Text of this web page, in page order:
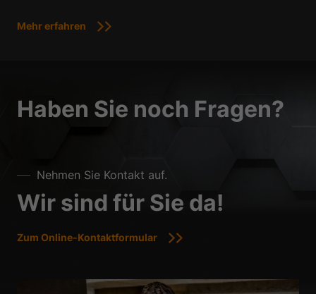
Mehr erfahren
Haben Sie noch Fragen?
Nehmen Sie Kontakt auf.
Wir sind für Sie da!
Zum Online-Kontaktformular